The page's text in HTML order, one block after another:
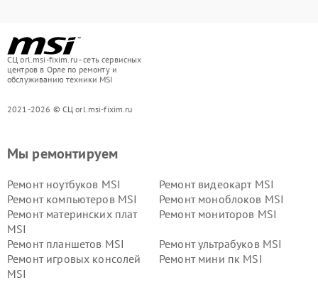
СЦ orl.msi-fixim.ru - сеть сервисных
центров в Орле по ремонту и
обслуживанию техники MSI
2021-2026 © СЦ orl.msi-fixim.ru
Мы ремонтируем
Ремонт ноутбуков MSI
Ремонт видеокарт MSI
Ремонт компьютеров MSI
Ремонт моноблоков MSI
Ремонт материнских плат
MSI
Ремонт мониторов MSI
Ремонт планшетов MSI
Ремонт ультрабуков MSI
Ремонт игровых консолей
MSI
Ремонт мини пк MSI